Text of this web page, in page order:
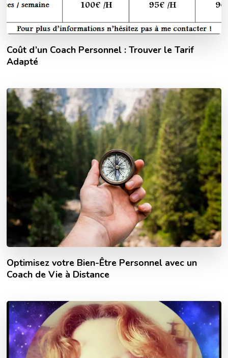
Coût d’un Coach Personnel : Trouver le Tarif
Adapté
Optimisez votre Bien-Être Personnel avec un
Coach de Vie à Distance